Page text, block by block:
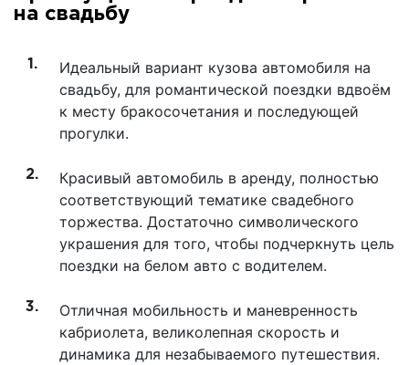
на свадьбу
Идеальный вариант кузова автомобиля на
свадьбу, для романтической поездки вдвоём
к месту бракосочетания и последующей
прогулки.
Красивый автомобиль в аренду, полностью
соответствующий тематике свадебного
торжества. Достаточно символического
украшения для того, чтобы подчеркнуть цель
поездки на белом авто с водителем.
Отличная мобильность и маневренность
кабриолета, великолепная скорость и
динамика для незабываемого путешествия.